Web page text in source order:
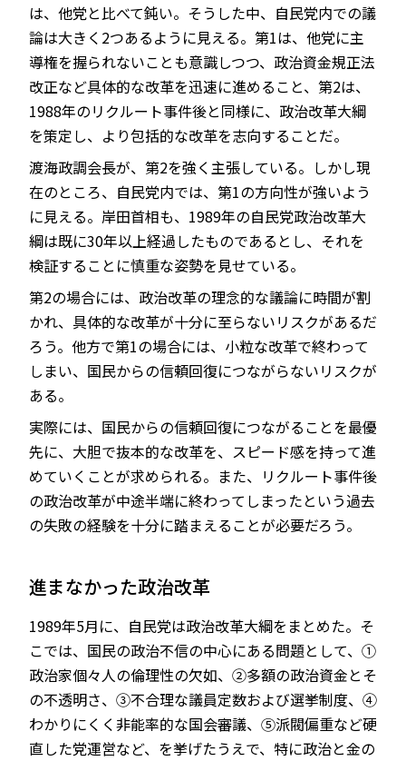
は、他党と比べて鈍い。そうした中、自民党内での議
論は大きく2つあるように見える。第1は、他党に主
導権を握られないことも意識しつつ、政治資金規正法
改正など具体的な改革を迅速に進めること、第2は、
1988年のリクルート事件後と同様に、政治改革大綱
を策定し、より包括的な改革を志向することだ。
渡海政調会長が、第2を強く主張している。しかし現
在のところ、自民党内では、第1の方向性が強いよう
に見える。岸田首相も、1989年の自民党政治改革大
綱は既に30年以上経過したものであるとし、それを
検証することに慎重な姿勢を見せている。
第2の場合には、政治改革の理念的な議論に時間が割
かれ、具体的な改革が十分に至らないリスクがあるだ
ろう。他方で第1の場合には、小粒な改革で終わって
しまい、国民からの信頼回復につながらないリスクが
ある。
実際には、国民からの信頼回復につながることを最優
先に、大胆で抜本的な改革を、スピード感を持って進
めていくことが求められる。また、リクルート事件後
の政治改革が中途半端に終わってしまったという過去
の失敗の経験を十分に踏まえることが必要だろう。
進まなかった政治改革
1989年5月に、自民党は政治改革大綱をまとめた。そ
こでは、国民の政治不信の中心にある問題として、①
政治家個々人の倫理性の欠如、②多額の政治資金とそ
の不透明さ、③不合理な議員定数および選挙制度、④
わかりにくく非能率的な国会審議、⑤派閥偏重など硬
直した党運営など、を挙げたうえで、特に政治と金の